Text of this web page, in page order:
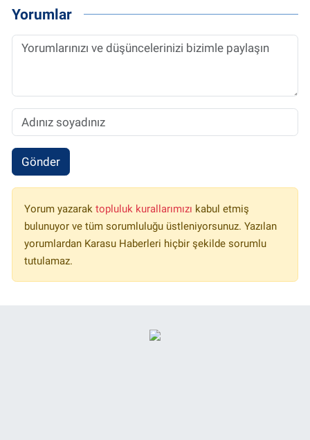
Yorumlar
Gönder
Yorum yazarak topluluk kurallarımızı kabul etmiş
bulunuyor ve tüm sorumluluğu üstleniyorsunuz. Yazılan
yorumlardan Karasu Haberleri hiçbir şekilde sorumlu
tutulamaz.